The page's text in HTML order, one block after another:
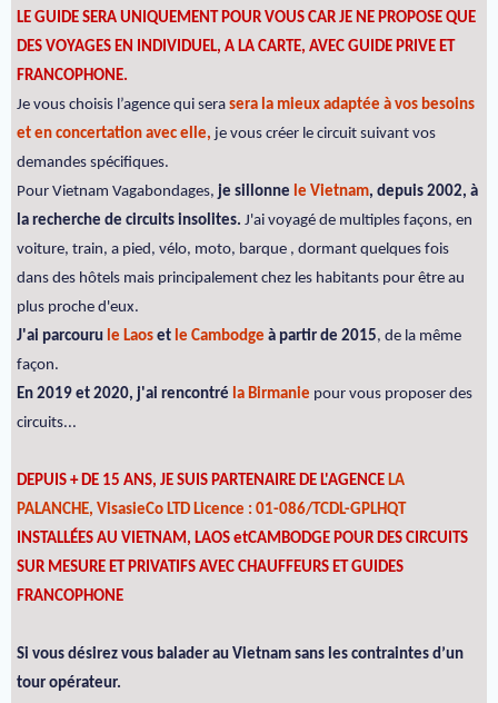
LE GUIDE SERA UNIQUEMENT POUR VOUS CAR JE NE PROPOSE QUE
DES VOYAGES EN INDIVIDUEL, A LA CARTE, AVEC GUIDE PRIVE ET
FRANCOPHONE.
Je vous choisis l’agence qui sera sera la mieux adaptée à vos besoins
et en concertation avec elle, je vous créer le circuit suivant vos
demandes spécifiques.
Pour Vietnam Vagabondages, je sillonne le Vietnam, depuis 2002, à
la recherche de circuits insolites. J'ai voyagé de multiples façons, en
voiture, train, a pied, vélo, moto, barque , dormant quelques fois
dans des hôtels mais principalement chez les habitants pour être au
plus proche d'eux.
J'ai parcouru le Laos et le Cambodge à partir de 2015, de la même
façon.
En 2019 et 2020, j'ai rencontré la Birmanie pour vous proposer des
circuits...
DEPUIS + DE 15 ANS, JE SUIS PARTENAIRE DE L'AGENCE LA
PALANCHE, VisasieCo LTD Licence : 01-086/TCDL-GPLHQT
INSTALLÉES AU VIETNAM, LAOS etCAMBODGE POUR DES CIRCUITS
SUR MESURE ET PRIVATIFS AVEC CHAUFFEURS ET GUIDES
FRANCOPHONE
Si vous désirez vous balader au Vietnam sans les contraintes d’un
tour opérateur.